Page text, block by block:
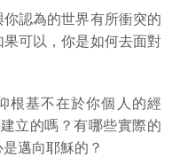
認為的世界有所衝突的
可以，你是如何去面對
根基不在於你個人的經
立的嗎？有哪些實際的
邁向耶穌的？